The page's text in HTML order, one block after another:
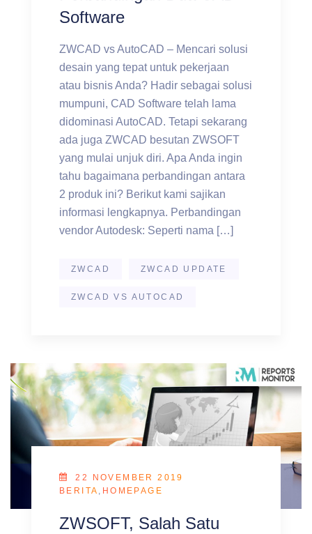
Software
ZWCAD vs AutoCAD – Mencari solusi
desain yang tepat untuk pekerjaan
atau bisnis Anda? Hadir sebagai solusi
mumpuni, CAD Software telah lama
didominasi AutoCAD. Tetapi sekarang
ada juga ZWCAD besutan ZWSOFT
yang mulai unjuk diri. Apa Anda ingin
tahu bagaimana perbandingan antara
2 produk ini? Berikut kami sajikan
informasi lengkapnya. Perbandingan
vendor Autodesk: Seperti nama […]
ZWCAD ZWCAD UPDATE
ZWCAD VS AUTOCAD
22 NOVEMBER 2019
BERITA , HOMEPAGE
ZWSOFT, Salah Satu